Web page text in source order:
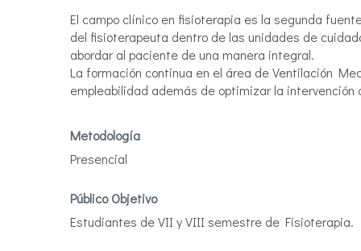
El campo clínico en fisioterapia es la segunda
del fisioterapeuta dentro de las unidades de
abordar al paciente de una manera integral.
La formación continua en el área de Ventilación
empleabilidad además de optimizar la
Metodología
Presencial
Público Objetivo
Estudiantes de VII y VIII semestre de Fisioterapia.